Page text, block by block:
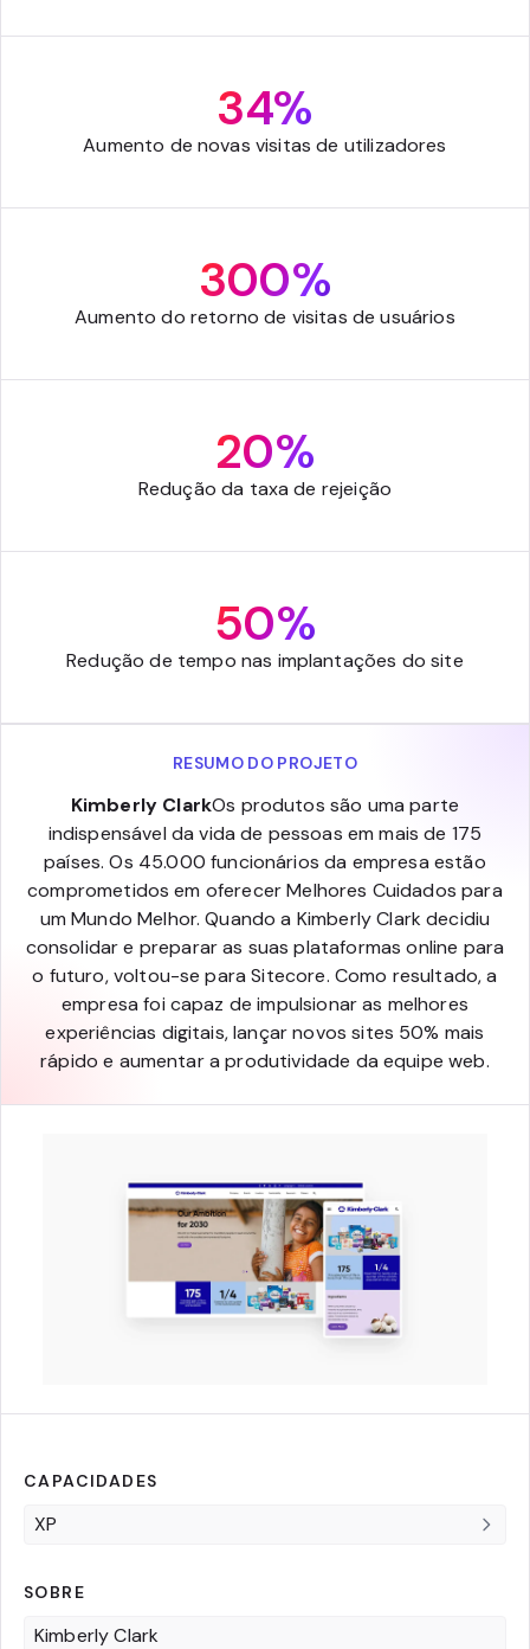
34%
Aumento de novas visitas de utilizadores
300%
Aumento do retorno de visitas de usuários
20%
Redução da taxa de rejeição
50%
Redução de tempo nas implantações do site
RESUMO DO PROJETO
Kimberly ClarkOs produtos são uma parte
indispensável da vida de pessoas em mais de 175
países. Os 45.000 funcionários da empresa estão
comprometidos em oferecer Melhores Cuidados para
um Mundo Melhor. Quando a Kimberly Clark decidiu
consolidar e preparar as suas plataformas online para
o futuro, voltou-se para Sitecore. Como resultado, a
empresa foi capaz de impulsionar as melhores
experiências digitais, lançar novos sites 50% mais
rápido e aumentar a produtividade da equipe web.
CAPACIDADES
XP
SOBRE
Kimberly Clark